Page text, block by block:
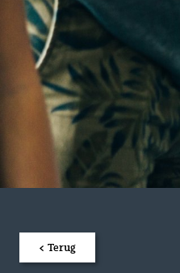
< Terug